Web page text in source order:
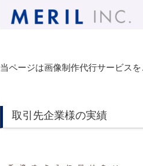
当ページは画像制作代行サービス
取引先企業様の実績